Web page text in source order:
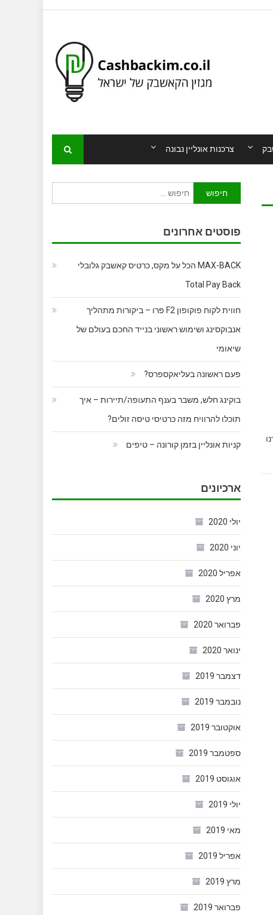
צרכנות אונליין נבונה
חיפוש:
פוסטים אחרונים
MAX-BACK הכל על מקס, כרטיס קאשבק גלובלי
Total Pay Back
חווית לקוח פוקופון F2 פרו – ביקורות מתהליך
אנבוקסינג ושימוש ראשוני בנייד החכם בעולם של
שיאומי
פעם ראשונה בעליאקספרס?
בוקינג חלש, משבר בענף התעופה/תיירות – איך
תוכלו להרוויח מזה כרטיסי טיסה זולים?
קניות אונליין בזמן קורונה – טיפים
ארכיונים
יולי 2020
יוני 2020
אפריל 2020
מרץ 2020
פברואר 2020
ינואר 2020
דצמבר 2019
נובמבר 2019
אוקטובר 2019
ספטמבר 2019
אוגוסט 2019
יולי 2019
מאי 2019
אפריל 2019
מרץ 2019
פברואר 2019